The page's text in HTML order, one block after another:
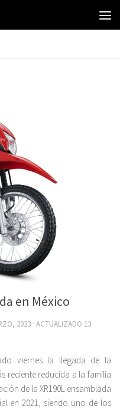
en México
2023 · ACTUALIZADO 13
viernes la llegada de la
reciente reducida a la familia
de la XR190L ensamblada
en 2021, siendo uno de los